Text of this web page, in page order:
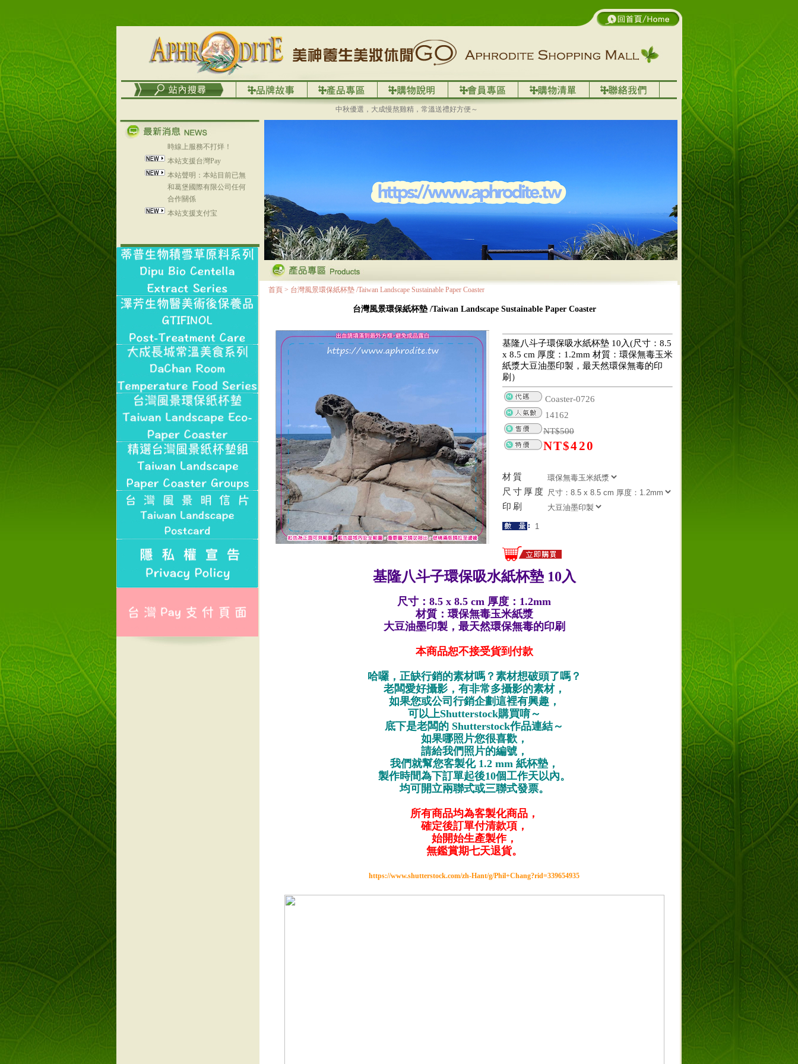
中秋優選，大成慢熬雞精，常溫送禮好方便～
在外租屋者、居住處無管
理員、不方便在工作地點
取件者，歡迎多多使用
【郵局i郵箱】的服務喔～
【i郵箱】設立的地點，請
進入內頁連結～
Line@aphrodite2020 24小
時線上服務不打烊！
本站支援台灣Pay
本站聲明：本站目前已無
和葛堡國際有限公司任何
合作關係
本站支援支付宝
2017年1月1日起，中国大
首頁 > 台灣風景環保紙杯墊 /Taiwan Landscape Sustainable Paper Coaster
台灣風景環保紙杯墊 /Taiwan Landscape Sustainable Paper Coaster
基隆八斗子環保吸水紙杯墊 10入(尺寸：8.5
x 8.5 cm 厚度：1.2mm 材質：環保無毒玉米
紙漿大豆油墨印製，最天然環保無毒的印
刷）
Coaster-0726
14162
NT$500
NT$420
材質
尺寸厚度
印刷
基隆八斗子環保吸水紙杯墊 10入
尺寸：8.5 x 8.5 cm 厚度：1.2mm
材質：環保無毒玉米紙漿
大豆油墨印製，最天然環保無毒的印刷
本商品恕不接受貨到付款
哈囉，正缺行銷的素材嗎？素材想破頭了嗎？
老闆愛好攝影，有非常多攝影的素材，
如果您或公司行銷企劃這裡有興趣，
可以上Shutterstock購買唷～
底下是老闆的 Shutterstock作品連結～
如果哪照片您很喜歡，
請給我們照片的編號，
我們就幫您客製化 1.2 mm 紙杯墊，
製作時間為下訂單起後10個工作天以內。
均可開立兩聯式或三聯式發票。
所有商品均為客製化商品，
確定後訂單付清款項，
始開始生產製作，
無鑑賞期七天退貨。
https://www.shutterstock.com/zh-Hant/g/Phil+Chang?rid=339654935